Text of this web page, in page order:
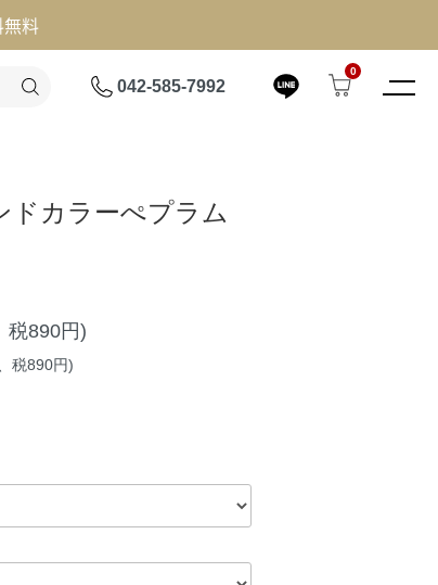
料
042-585-7992
0
ドカラーぺプラム
税890円)
税890円)